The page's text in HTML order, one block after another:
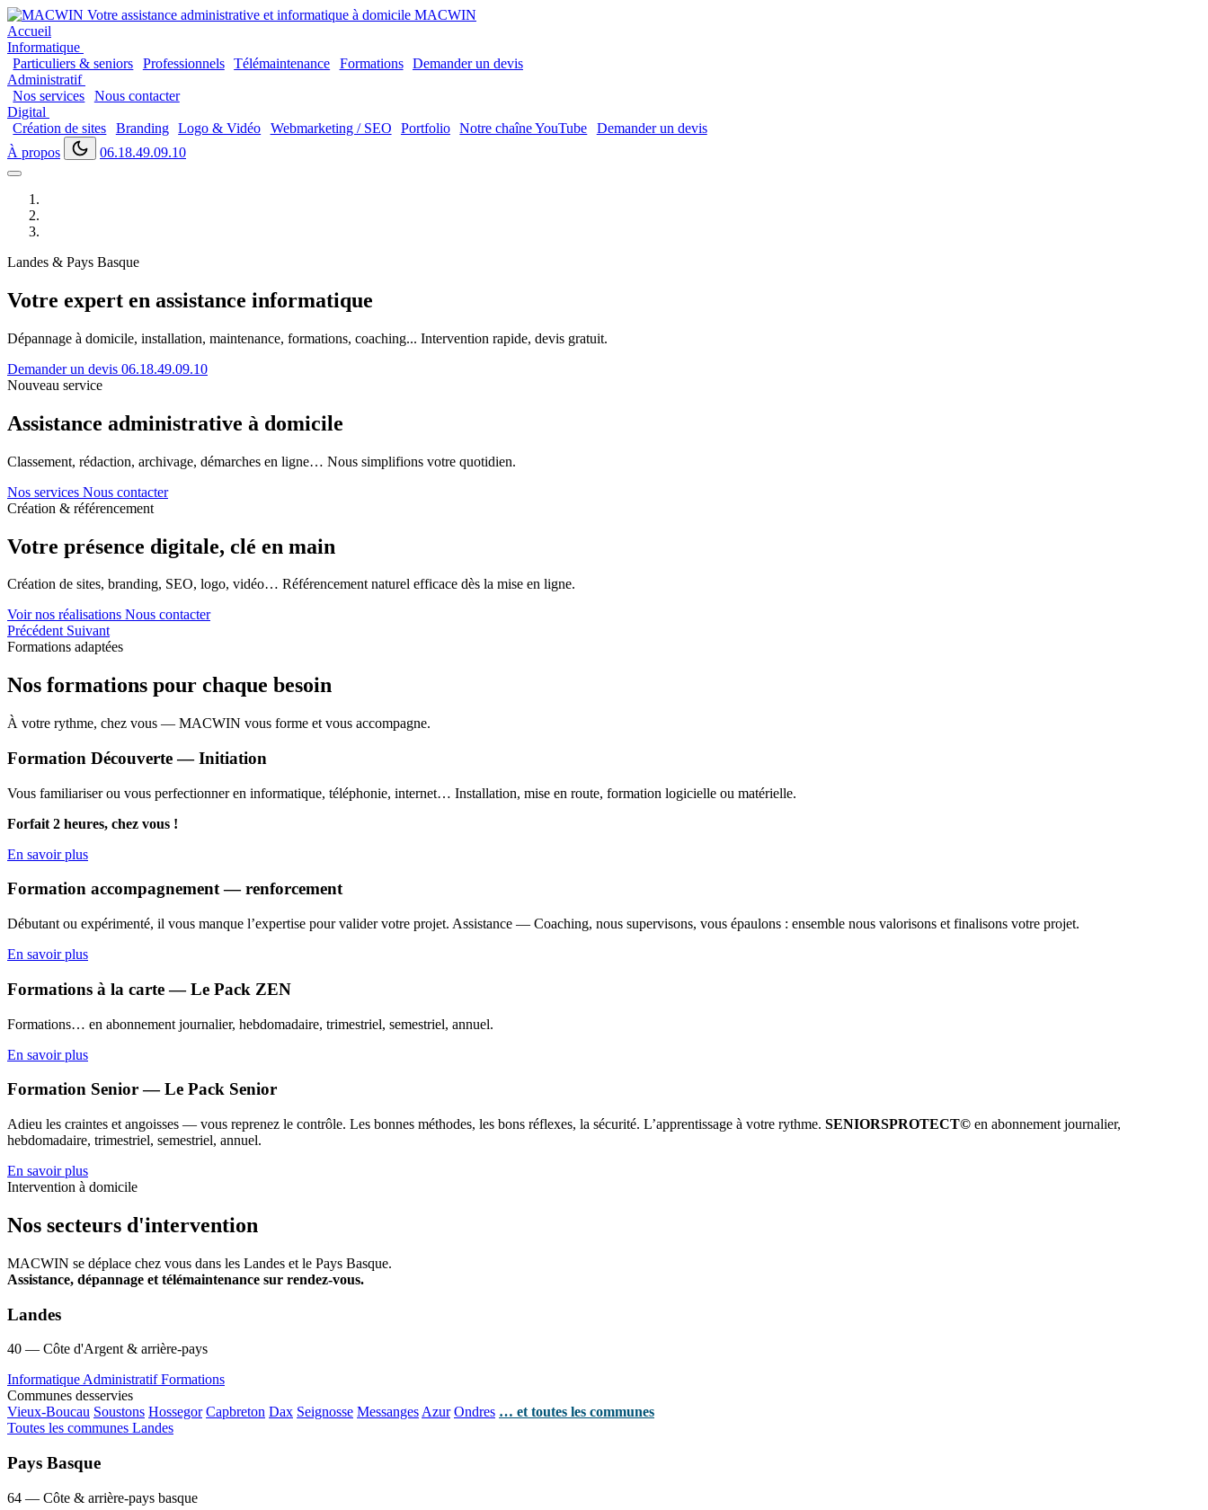
MACWIN
Accueil
Informatique
Particuliers & seniors
Professionnels Télémaintenance Formations
Demander un devis
Administratif
Nos services
Nous contacter
Digital
Création de sites
Branding Logo & Vidéo Webmarketing / SEO Portfolio Notre chaîne YouTube
Demander un devis
À propos
06.18.49.09.10
Landes & Pays Basque
Votre expert en assistance informatique
Dépannage à domicile, installation, maintenance, formations, coaching... Intervention rapide, devis gratuit.
Demander un devis 06.18.49.09.10
Nouveau service
Assistance administrative à domicile
Classement, rédaction, archivage, démarches en ligne… Nous simplifions votre quotidien.
Nos services Nous contacter
Création & référencement
Votre présence digitale, clé en main
Création de sites, branding, SEO, logo, vidéo… Référencement naturel efficace dès la mise en ligne.
Voir nos réalisations Nous contacter
Précédent Suivant
Formations adaptées
Nos formations pour chaque besoin
À votre rythme, chez vous — MACWIN vous forme et vous accompagne.
Formation Découverte — Initiation
Vous familiariser ou vous perfectionner en informatique, téléphonie, internet… Installation, mise en route, formation logicielle ou matérielle.
Forfait 2 heures, chez vous !
En savoir plus
Formation accompagnement — renforcement
Débutant ou expérimenté, il vous manque l’expertise pour valider votre projet. Assistance — Coaching, nous supervisons, vous épaulons : ensemble nous valorisons et finalisons votre projet.
En savoir plus
Formations à la carte — Le Pack ZEN
Formations… en abonnement journalier, hebdomadaire, trimestriel, semestriel, annuel.
En savoir plus
Formation Senior — Le Pack Senior
Adieu les craintes et angoisses — vous reprenez le contrôle. Les bonnes méthodes, les bons réflexes, la sécurité. L’apprentissage à votre rythme. SENIORSPROTECT© en abonnement journalier,
hebdomadaire, trimestriel, semestriel, annuel.
En savoir plus
Intervention à domicile
Nos secteurs d'intervention
MACWIN se déplace chez vous dans les Landes et le Pays Basque.
Assistance, dépannage et télémaintenance sur rendez-vous.
Landes
40 — Côte d'Argent & arrière-pays
Informatique AdministratifFormations
Communes desservies
Vieux-Boucau Soustons Hossegor Capbreton Dax Seignosse Messanges Azur Ondres … et toutes les communes
Toutes les communes Landes
Pays Basque
64 — Côte & arrière-pays basque